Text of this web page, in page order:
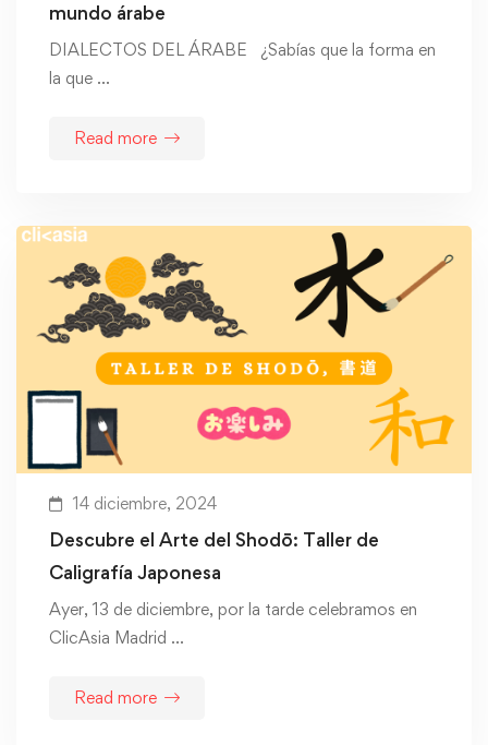
mundo árabe
DIALECTOS DEL ÁRABE ¿Sabías que la forma en
la que …
Read more
14 diciembre, 2024
Descubre el Arte del Shodō: Taller de
Caligrafía Japonesa
Ayer, 13 de diciembre, por la tarde celebramos en
ClicAsia Madrid …
Read more